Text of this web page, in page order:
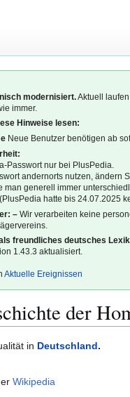
modernisiert.Aktuell
immer.
Hinweise lesen:
Neue Benutzer benötigen ab
Passwort nur bei PlusPedia.
andernorts nutzen, ändern
man generell immer
hatte bis 24.07.2025
– Wir verarbeiten keine
freundliches deutsches
1.43.3 aktualisiert.
Aktuelle Ereignissen
der
in Deutschland.
Wikipedia